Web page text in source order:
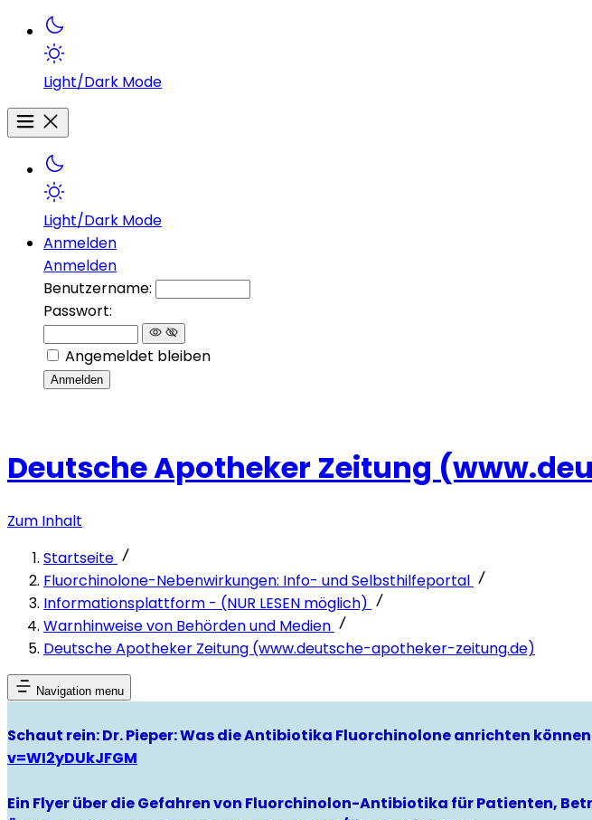
Light/Dark Mode
Light/Dark Mode
Anmelden
Anmelden
Benutzername:
Passwort:
Angemeldet bleiben
Anmelden
Deutsche Apotheker Zeitung
Zum Inhalt
Startseite
Fluorchinolone-Nebenwirkungen: Info- und Selbsthilfeportal
Informationsplattform - (NUR LESEN möglich)
Warnhinweise von Behörden und Medien
Deutsche Apotheker Zeitung (www.deutsche-apotheker-zeitung.de)
Navigation menu
Schaut rein: Dr. Pieper: Was die Antibiotika Fluorchinolone anrichten
v=WI2yDUkJFGM
Ein Flyer über die Gefahren von Fluorchinolon-Antibiotika für Patienten,